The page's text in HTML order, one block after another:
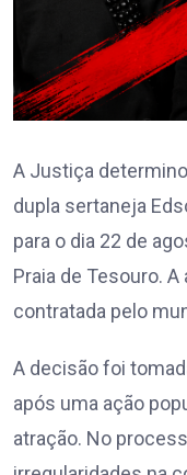
A Justiça
dupla sertaneja
para o dia 22 de
Praia de Tesouro.
contratada pelo
A decisão foi
após uma ação
atração. No